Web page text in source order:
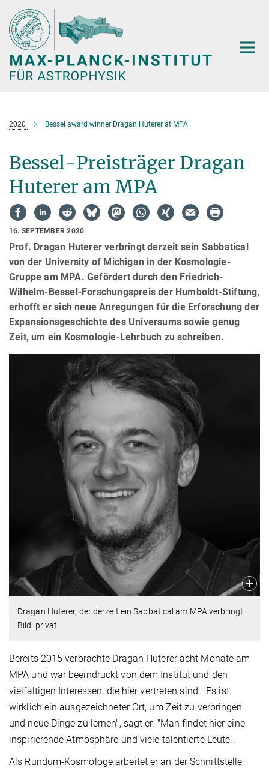
Hauptinhalt
2020 Bessel award winner Dragan Huterer at MPA
Bessel-Preisträger Dragan
Huterer am MPA
16. SEPTEMBER 2020
Prof. Dragan Huterer verbringt derzeit sein Sabbatical
von der University of Michigan in der Kosmologie-
Gruppe am MPA. Gefördert durch den Friedrich-
Wilhelm-Bessel-Forschungspreis der Humboldt-Stiftung,
erhofft er sich neue Anregungen für die Erforschung der
Expansionsgeschichte des Universums sowie genug
Zeit, um ein Kosmologie-Lehrbuch zu schreiben.
Dragan Huterer, der derzeit ein Sabbatical am MPA verbringt.
Bild: privat
Bereits 2015 verbrachte Dragan Huterer acht Monate am
MPA und war beeindruckt von dem Institut und den
vielfältigen Interessen, die hier vertreten sind. "Es ist
wirklich ein ausgezeichneter Ort, um Zeit zu verbringen
und neue Dinge zu lernen", sagt er. "Man findet hier eine
inspirierende Atmosphäre und viele talentierte Leute".
Als Rundum-Kosmologe arbeitet er an der Schnittstelle